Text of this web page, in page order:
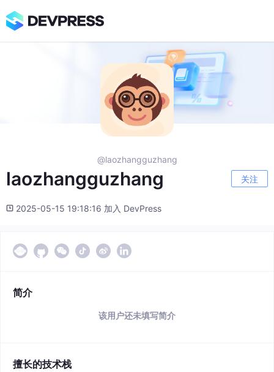
@laozhangguzhang
laozhangguzhang 关注
2025-05-15 19:18:16 加入 DevPress
简介
该用户还未填写简介
擅长的技术栈